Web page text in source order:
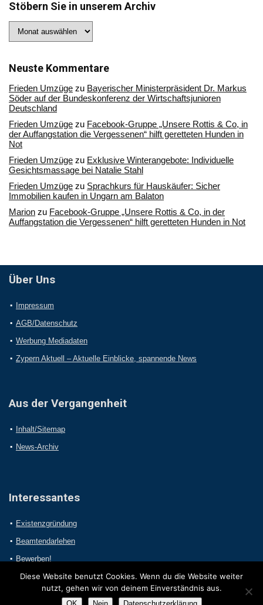
Stöbern Sie in unserem Archiv
Sie
Archiv
Neuste Kommentare
Frieden Umzüge zu Bayerischer Ministerpräsident Dr. Markus
Söder auf der Bundeskonferenz der Wirtschaftsjunioren
Deutschland
Frieden Umzüge zu Facebook-Gruppe „Unsere Rottis & Co, in
der Auffangstation die Vergessenen“ hilft geretteten Hunden in
Not
Frieden Umzüge zu Exklusive Winterangebote: Individuelle
Gesichtsmassage bei Natalie Stahl
Frieden Umzüge zu Sprachkurs für Hauskäufer: Sicher
Immobilien kaufen in Ungarn am Balaton
Marion zu Facebook-Gruppe „Unsere Rottis & Co, in der
Auffangstation die Vergessenen“ hilft geretteten Hunden in Not
Über Uns
Impressum
AGB/Datenschutz
Werbung Mediadaten
Zypern Aktuell – Aktuelle Einblicke, spannende News
Aus der Vergangenheit
Inhalt/Sitemap
News-Archiv
Interessantes
Existenzgründung
Beamtendarlehen
Bewerben!
Diese Website benutzt Cookies. Wenn du die Website weiter
nutzt, gehen wir von deinem Einverständnis aus.